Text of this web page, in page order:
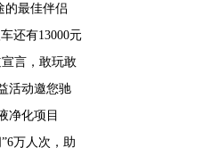
的最佳伴侣
还有13000元
言，敢玩敢
活动邀您驰
净化项目
万人次，助